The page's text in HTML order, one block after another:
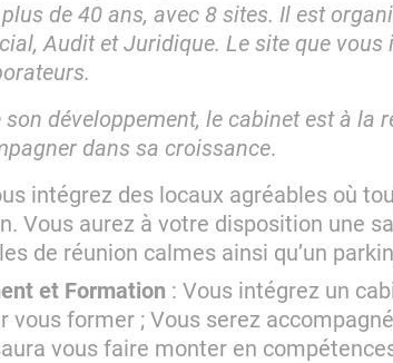
de 40 ans, avec 8 sites. Il est
Audit et Juridique. Le site que vous
développement, le cabinet est à la
dans sa croissance.
intégrez des locaux agréables où
Vous aurez à votre disposition une
de réunion calmes ainsi qu’un
et Formation : Vous intégrez un
vous former ; Vous serez
vous faire monter en